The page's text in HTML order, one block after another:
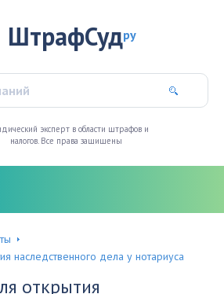
ШтрафСудру
эксперт в области штрафов и
налогов. Все права защищены
наследственного дела у нотариуса
открытия